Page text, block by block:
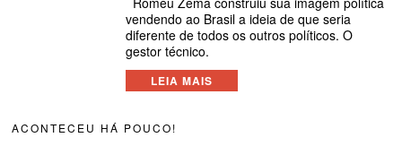
vendendo ao Brasil a ideia de que seria
diferente de todos os outros políticos. O
gestor técnico.
LEIA MAIS
ACONTECEU HÁ POUCO!